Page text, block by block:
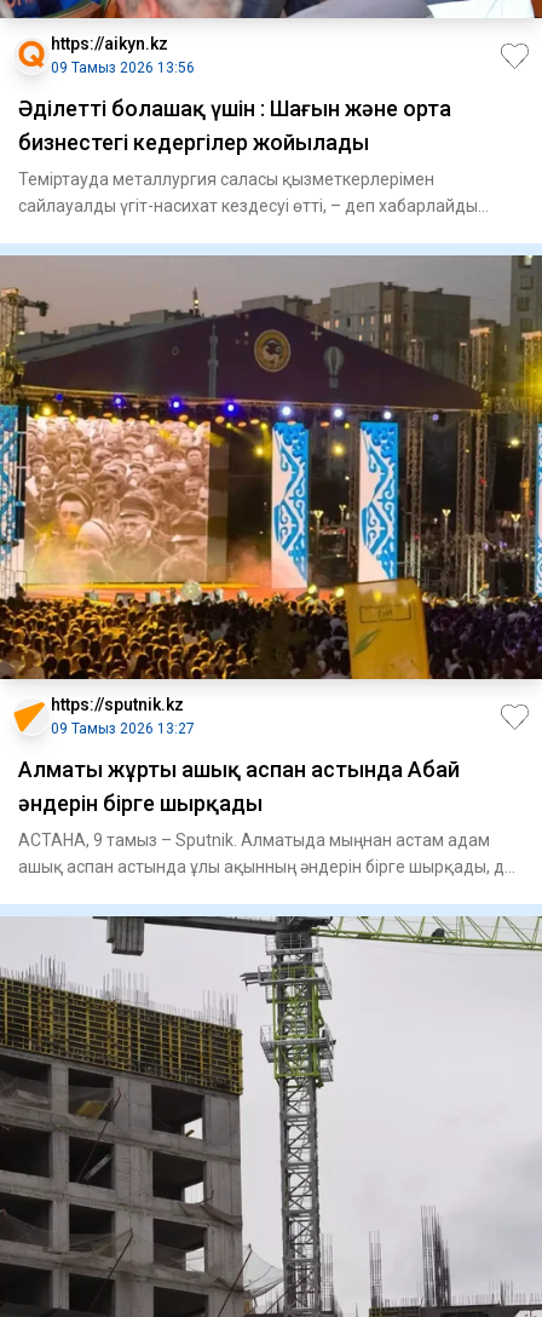
https://aikyn.kz
09 Тамыз 2026 13:56
Әділетті болашақ үшін : Шағын және орта
бизнестегі кедергілер жойылады
Теміртауда металлургия саласы қызметкерлерімен
сайлауалды үгіт-насихат кездесуі өтті, – деп хабарлайды
https://sputnik.kz
09 Тамыз 2026 13:27
Алматы жұрты ашық аспан астында Абай
әндерін бірге шырқады
АСТАНА, 9 тамыз – Sputnik. Алматыда мыңнан астам адам
ашық аспан астында ұлы ақынның әндерін бірге шырқады, деп